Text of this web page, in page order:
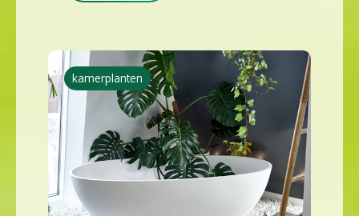
kamerplanten